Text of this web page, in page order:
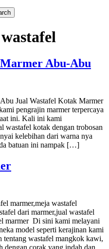
Abu-Abu
Jual Wastafel Kotak Marmer
pengrajin marmer terpercaya
ini. Kali ini kami
wastafel kotak dengan trobosan
kelebihan dari warna nya
batuan ini nampak […]
marmer,meja wastafel
dari marmer,jual wastafel
marmer Di sini kami melayani
model seperti kerajinan kami
wastafel mangkok kawi,
dengan corak yang indah dan